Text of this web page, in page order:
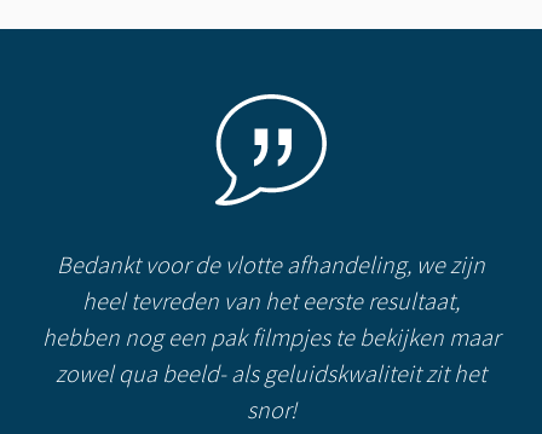
Bedankt voor de vlotte afhandeling, we zijn
heel tevreden van het eerste resultaat,
hebben nog een pak filmpjes te bekijken maar
zowel qua beeld- als geluidskwaliteit zit het
snor!